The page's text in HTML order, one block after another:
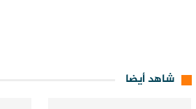
شاهد أيضا